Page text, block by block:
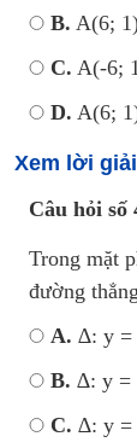
B. A(6;
C. A(-6;
D. A(6;
Xem lời giải
Câu hỏi số
Trong mặt
đường
A. ∆: y =
B. ∆: y =
C. ∆: y =